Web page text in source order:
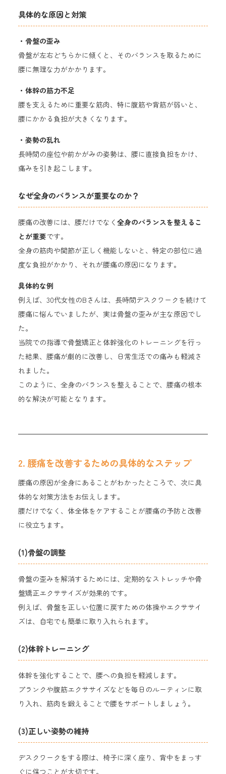
具体的な原因と対策
・ 骨盤の歪み
骨盤が左右どちらかに傾くと、そのバランスを取るために
腰に無理な力がかかります。
・体幹の筋力不足
腰を支えるために重要な筋肉、特に腹筋や背筋が弱いと、
腰にかかる負担が大きくなります。
・姿勢の乱れ
長時間の座位や前かがみの姿勢は、腰に直接負担をかけ、
痛みを引き起こします。
なぜ全身のバランスが重要なのか？
腰痛の改善には、腰だけでなく 全身のバランスを整えるこ
とが重要です。
全身の筋肉や関節が正しく機能しないと、特定の部位に過
度な負担がかかり、それが腰痛の原因になります。
具体的な例
例えば、30代女性のBさんは、長時間デスクワークを続けて
腰痛に悩んでいましたが、実は骨盤の歪みが主な原因でし
た。
当院での指導で骨盤矯正と体幹強化のトレーニングを行っ
た結果、腰痛が劇的に改善し、日常生活での痛みも軽減さ
れました。
このように、全身のバランスを整えることで、腰痛の根本
的な解決が可能となります。
2. 腰痛を改善するための具体的なステップ
腰痛の原因が全身にあることがわかったところで、次に具
体的な対策方法をお伝えします。
腰だけでなく、体全体をケアすることが腰痛の予防と改善
に役立ちます。
(1)骨盤の調整
骨盤の歪みを解消するためには、定期的なストレッチや骨
盤矯正エクササイズが効果的です。
例えば、骨盤を正しい位置に戻すための体操やエクササイ
ズは、自宅でも簡単に取り入れられます。
(2)体幹トレーニング
体幹を強化することで、腰への負担を軽減します。
プランクや腹筋エクササイズなどを毎日のルーティンに取
り入れ、筋肉を鍛えることで腰をサポートしましょう。
(3)正しい姿勢の維持
デスクワークをする際は、椅子に深く座り、背中をまっす
ぐに保つことが大切です。